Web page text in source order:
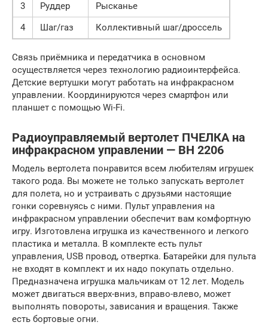
3
Руддер
Рысканье
4
Шаг/газ Коллективный шаг/дроссель
Связь приёмника и передатчика в основном
осуществляется через технологию радиоинтерфейса.
Детские вертушки могут работать на инфракрасном
управлении. Координируются через смартфон или
планшет с помощью Wi-Fi.
Радиоуправляемый вертолет ПЧЕЛКА на
инфракрасном управлении — BH 2206
Модель вертолета понравится всем любителям игрушек
такого рода. Вы можете не только запускать вертолет
для полета, но и устраивать с друзьями настоящие
гонки соревнуясь с ними. Пульт управления на
инфракрасном управлении обеспечит вам комфортную
игру. Изготовлена игрушка из качественного и легкого
пластика и металла. В комплекте есть пульт
управления, USB провод, отвертка. Батарейки для пульта
не входят в комплект и их надо покупать отдельно.
Предназначена игрушка мальчикам от 12 лет. Модель
может двигаться вверх-вниз, вправо-влево, может
выполнять повороты, зависания и вращения. Также
есть бортовые огни.